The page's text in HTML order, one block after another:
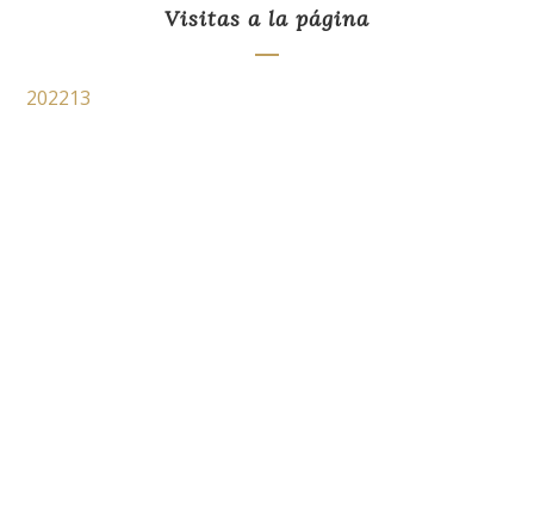
Visitas a la página
202213